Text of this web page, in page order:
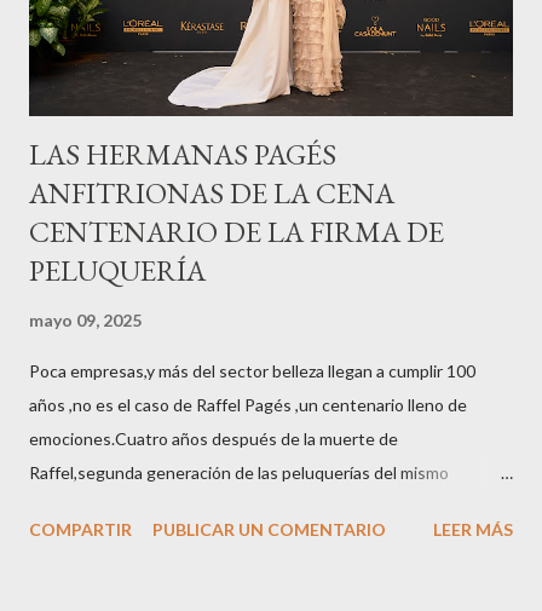
LAS HERMANAS PAGÉS
ANFITRIONAS DE LA CENA
CENTENARIO DE LA FIRMA DE
PELUQUERÍA
mayo 09, 2025
Poca empresas,y más del sector belleza llegan a cumplir 100
años ,no es el caso de Raffel Pagés ,un centenario lleno de
emociones.Cuatro años después de la muerte de
Raffel,segunda generación de las peluquerías del mismo
sector en una cena de reconocimiento.Sus hijas Carolina (CEO
COMPARTIR PUBLICAR UN COMENTARIO LEER MÁS